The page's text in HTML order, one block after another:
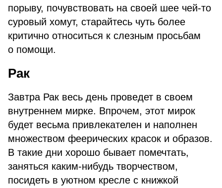
порыву, почувствовать на своей шее чей-то
суровый хомут, старайтесь чуть более
критично относиться к слезным просьбам
о помощи.
Рак
Завтра Рак весь день проведет в своем
внутреннем мирке. Впрочем, этот мирок
будет весьма привлекателен и наполнен
множеством феерических красок и образов.
В такие дни хорошо бывает помечтать,
заняться каким-нибудь творчеством,
посидеть в уютном кресле с книжкой